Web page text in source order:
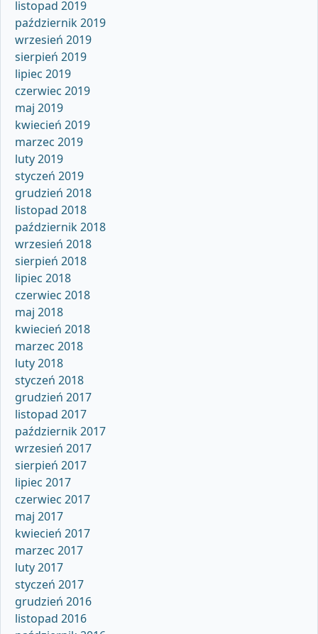
listopad 2019
październik 2019
wrzesień 2019
sierpień 2019
lipiec 2019
czerwiec 2019
maj 2019
kwiecień 2019
marzec 2019
luty 2019
styczeń 2019
grudzień 2018
listopad 2018
październik 2018
wrzesień 2018
sierpień 2018
lipiec 2018
czerwiec 2018
maj 2018
kwiecień 2018
marzec 2018
luty 2018
styczeń 2018
grudzień 2017
listopad 2017
październik 2017
wrzesień 2017
sierpień 2017
lipiec 2017
czerwiec 2017
maj 2017
kwiecień 2017
marzec 2017
luty 2017
styczeń 2017
grudzień 2016
listopad 2016